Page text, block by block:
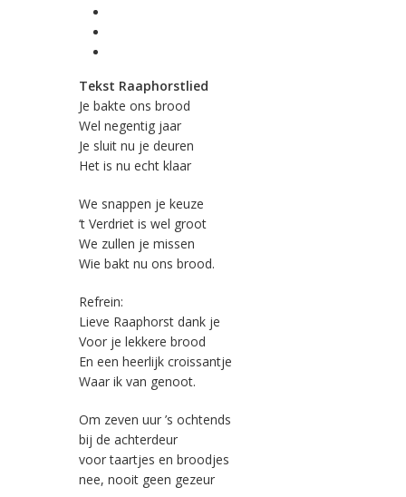
Tekst Raaphorstlied
Je bakte ons brood
Wel negentig jaar
Je sluit nu je deuren
Het is nu echt klaar
We snappen je keuze
‘t Verdriet is wel groot
We zullen je missen
Wie bakt nu ons brood.
Refrein:
Lieve Raaphorst dank je
Voor je lekkere brood
En een heerlijk croissantje
Waar ik van genoot.
Om zeven uur ’s ochtends
bij de achterdeur
voor taartjes en broodjes
nee, nooit geen gezeur